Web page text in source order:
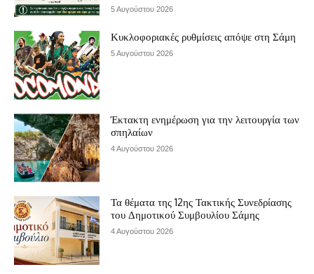
5 Αυγούστου 2026
Κυκλοφοριακές ρυθμίσεις απόψε στη Σάμη
5 Αυγούστου 2026
Έκτακτη ενημέρωση για την λειτουργία των
σπηλαίων
4 Αυγούστου 2026
Τα θέματα της 12ης Τακτικής Συνεδρίασης
του Δημοτικού Συμβουλίου Σάμης
4 Αυγούστου 2026